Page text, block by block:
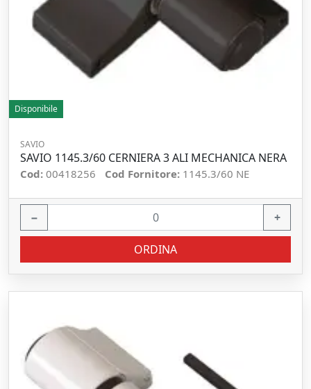
Disponibile
SAVIO
SAVIO 1145.3/60 CERNIERA 3 ALI MECHANICA NERA
Cod: 00418256 Cod Fornitore: 1145.3/60 NE
− +
ORDINA